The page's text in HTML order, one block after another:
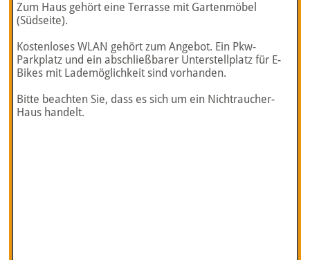
Zum Haus gehört eine Terrasse mit Gartenmöbel
(Südseite).
Kostenloses WLAN gehört zum Angebot. Ein Pkw-
Parkplatz und ein abschließbarer Unterstellplatz für E-
Bikes mit Lademöglichkeit sind vorhanden.
Bitte beachten Sie, dass es sich um ein Nichtraucher-
Haus handelt.